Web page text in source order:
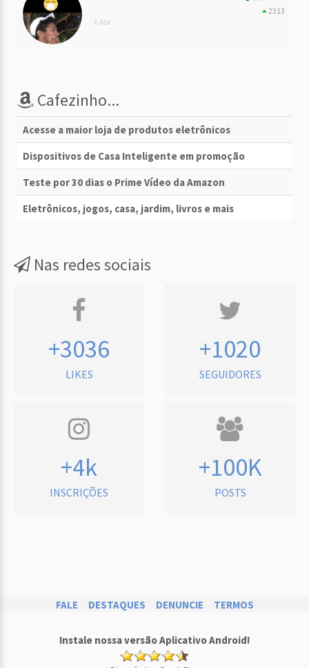
6 Abr
2313
Cafezinho...
Acesse a maior loja de produtos eletrônicos
Dispositivos de Casa Inteligente em promoção
Teste por 30 dias o Prime Vídeo da Amazon
Eletrônicos, jogos, casa, jardim, livros e mais
Nas redes sociais
+3036
LIKES
+1020
SEGUIDORES
+4k
INSCRIÇÕES
+100K
POSTS
FALE DESTAQUES DENUNCIE TERMOS
Instale nossa versão Aplicativo Android!